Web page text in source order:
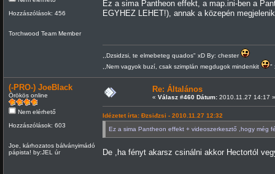
Hozzászólások: 456
Torchwood Team Member
Ez a sima Pantheon effekt, a map.ini-ben a
EGYHEZ LEHET!), annak a közepén
,,Dzsidzsi, te elmebeteg quados" xD By: chester
,,Nem vagyok buzí, csak szimplán megdugok mindenkit
"
(-PRO-) JoeBlack
Örökös online
Nem elérhető
Hozzászólások: 603
Joe, kárhozatos bálványimádó
pápista! by:JEL úr
Re: Általános
« Válasz #460 Dátum:2010.11.27 14:17 »
Idézetet írta: Đzsiđzsi - 2010.11.27 12:32
Ez a sima Pantheon effekt + videoszerkesztő ,hogy még
De ,ha fényt akarsz csinálni akkor Hectortól